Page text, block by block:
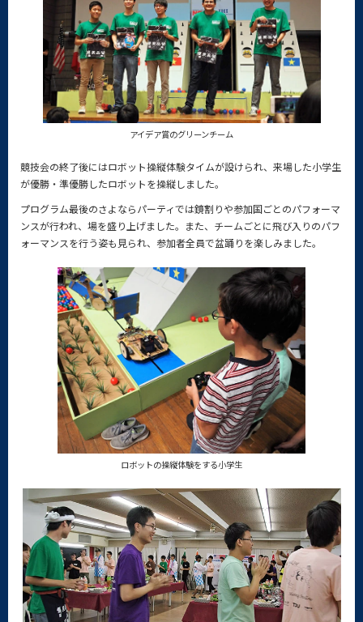
アイデア賞のグリーンチーム
競技会の終了後にはロボット操縦体験タイムが設けられ、来場した小学生
が優勝・準優勝したロボットを操縦しました。
プログラム最後のさよならパーティでは鏡割りや参加国ごとのパフォーマ
ンスが行われ、場を盛り上げました。また、チームごとに飛び入りのパフ
ォーマンスを行う姿も見られ、参加者全員で盆踊りを楽しみました。
ロボットの操縦体験をする小学生